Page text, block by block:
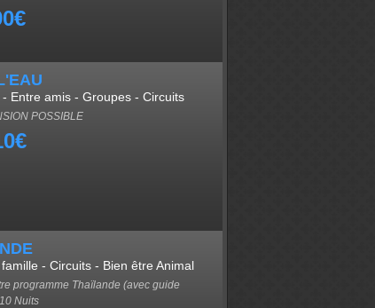
Entre amis - Groupes - Circuits
POSSIBLE
- Circuits - Bien être Animal
programme Thaïlande (avec guide
Nuits